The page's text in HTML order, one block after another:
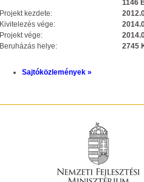
1146
Projekt kezdete:
Kivitelezés vége:
Projekt vége:
Beruházás helye:
2745
Sajtóközlemények »